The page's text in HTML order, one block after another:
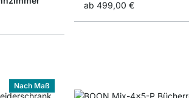
ab 499,00 €
Nach Maß